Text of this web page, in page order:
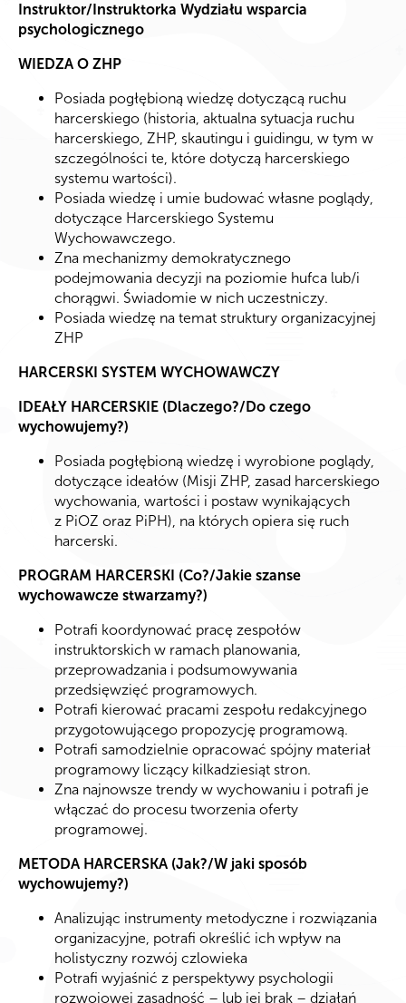
Instruktor/Instruktorka Wydziału wsparcia
psychologicznego
WIEDZA O ZHP
Posiada pogłębioną wiedzę dotyczącą ruchu
harcerskiego (historia, aktualna sytuacja ruchu
harcerskiego, ZHP, skautingu i guidingu, w tym w
szczególności te, które dotyczą harcerskiego
systemu wartości).
Posiada wiedzę i umie budować własne poglądy,
dotyczące Harcerskiego Systemu
Wychowawczego.
Zna mechanizmy demokratycznego
podejmowania decyzji na poziomie hufca lub/i
chorągwi. Świadomie w nich uczestniczy.
Posiada wiedzę na temat struktury organizacyjnej
ZHP
HARCERSKI SYSTEM WYCHOWAWCZY
IDEAŁY HARCERSKIE (Dlaczego?/Do czego
wychowujemy?)
Posiada pogłębioną wiedzę i wyrobione poglądy,
dotyczące ideałów (Misji ZHP, zasad harcerskiego
wychowania, wartości i postaw wynikających
z PiOZ oraz PiPH), na których opiera się ruch
harcerski.
PROGRAM HARCERSKI (Co?/Jakie szanse
wychowawcze stwarzamy?)
Potrafi koordynować pracę zespołów
instruktorskich w ramach planowania,
przeprowadzania i podsumowywania
przedsięwzięć programowych.
Potrafi kierować pracami zespołu redakcyjnego
przygotowującego propozycję programową.
Potrafi samodzielnie opracować spójny materiał
programowy liczący kilkadziesiąt stron.
Zna najnowsze trendy w wychowaniu i potrafi je
włączać do procesu tworzenia oferty
programowej.
METODA HARCERSKA (Jak?/W jaki sposób
wychowujemy?)
Analizując instrumenty metodyczne i rozwiązania
organizacyjne, potrafi określić ich wpływ na
holistyczny rozwój czlowieka
Potrafi wyjaśnić z perspektywy psychologii
rozwojowej zasadność – lub jej brak – działań